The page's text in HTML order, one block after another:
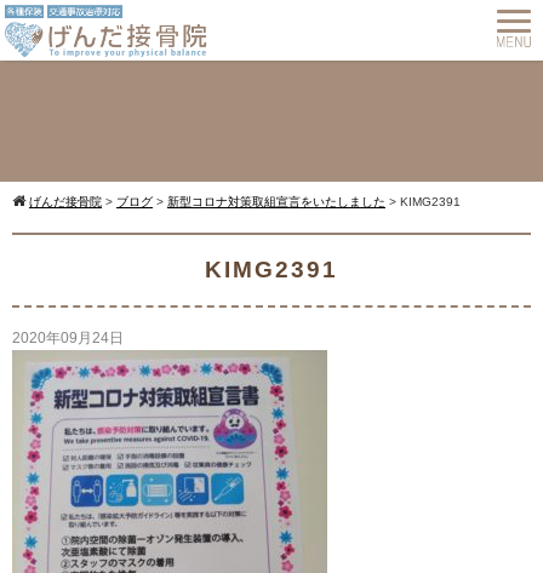
Warning: Undefined array key 0 in
/home/cmspro17/genda-
komatsu.com/public_html/wp-
げんだ接骨院 > ブログ > 新型コロナ対策取組宣言をいたしました > KIMG2391
KIMG2391
2020年09月24日